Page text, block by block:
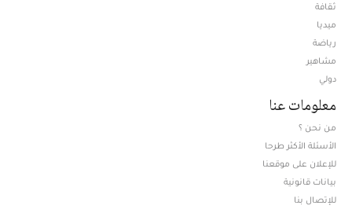
ثقافة
ميديا
رياضة
مشاهير
دولي
معلومات عنا
من نحن ؟
الأسئلة الأكثر طرحا
للإعلان على موقعنا
بيانات قانونية
للإتصال بنا